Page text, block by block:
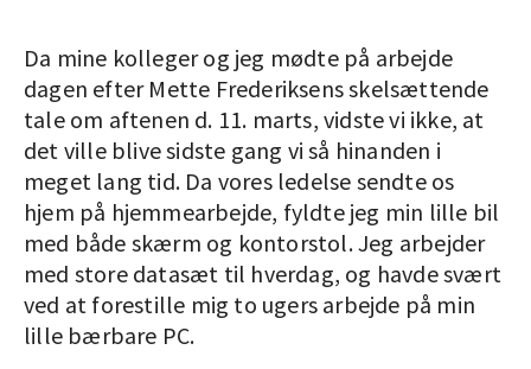
Da mine kolleger og jeg mødte på arbejde
dagen efter Mette Frederiksens skelsættende
tale om aftenen d. 11. marts, vidste vi ikke, at
det ville blive sidste gang vi så hinanden i
meget lang tid. Da vores ledelse sendte os
hjem på hjemmearbejde, fyldte jeg min lille bil
med både skærm og kontorstol. Jeg arbejder
med store datasæt til hverdag, og havde svært
ved at forestille mig to ugers arbejde på min
lille bærbare PC.